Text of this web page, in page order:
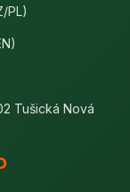
PL)
Tušická Nová